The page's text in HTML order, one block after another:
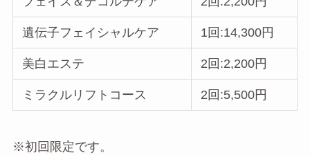
遺伝子フェイシャルケア 1回:14,300円
美白エステ 2回:2,200円
ミラクルリフトコース 2回:5,500円
※初回限定です。